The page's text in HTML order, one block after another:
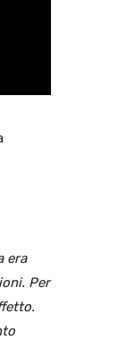
era
Per